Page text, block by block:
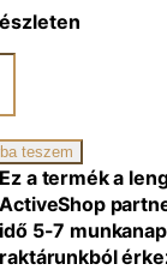
teszem
Ez a termék a
ActiveShop
idő 5-7
raktárunkból